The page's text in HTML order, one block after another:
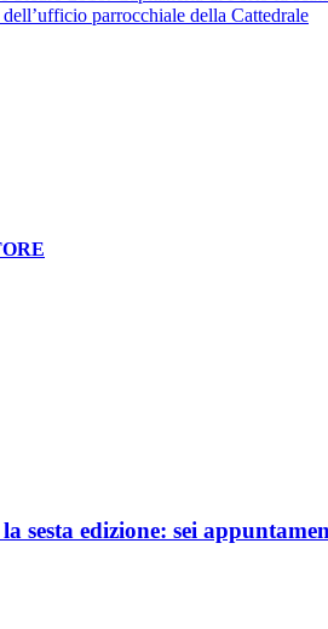
parrocchiale della Cattedrale
sesta edizione: sei